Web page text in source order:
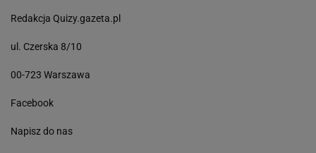
Redakcja Quizy.gazeta.pl
ul. Czerska 8/10
00-723 Warszawa
Facebook
Napisz do nas